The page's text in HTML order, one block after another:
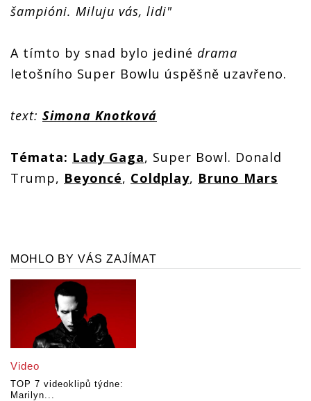
šampióni. Miluju vás, lidi"
A tímto by snad bylo jediné drama
letošního Super Bowlu úspěšně uzavřeno.
text: Simona Knotková
Témata: Lady Gaga, Super Bowl. Donald
Trump, Beyoncé, Coldplay, Bruno Mars
MOHLO BY VÁS ZAJÍMAT
Video
TOP 7 videoklipů týdne:
Marilyn...